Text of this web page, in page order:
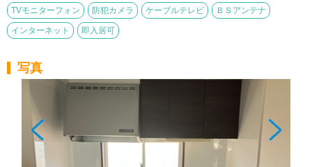
TVモニターフォン 防犯カメラ ケーブルテレビ ＢＳアンテナ
インターネット 即入居可
写真